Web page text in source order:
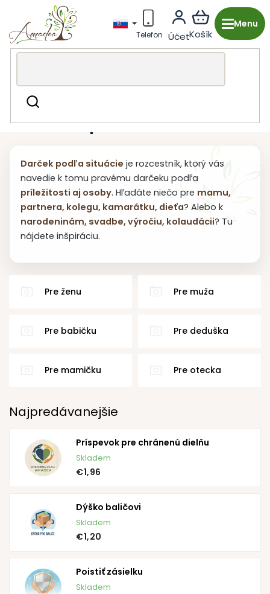
obsah
Hľadať
Drevená výroba z Česka
Podľa toho pre koho
Darček podľa situácie je rozcestník, ktorý vás
navedie k tomu pravému darčeku podľa
príležitosti aj osoby. Hľadáte niečo pre mamu,
partnera, kolegu, kamarátku, dieťa? Alebo k
narodeninám, svadbe, výročiu, kolaudácii? Tu
nájdete inšpiráciu.
Pre ženu Pre muža
Pre babičku Pre deduška
Pre mamičku Pre otecka
Najpredávanejšie
Príspevok pre chránenú dielňu
Skladem
€1,96
Dýško baličovi
Skladem
€1,20
Poistiť zásielku
Skladem